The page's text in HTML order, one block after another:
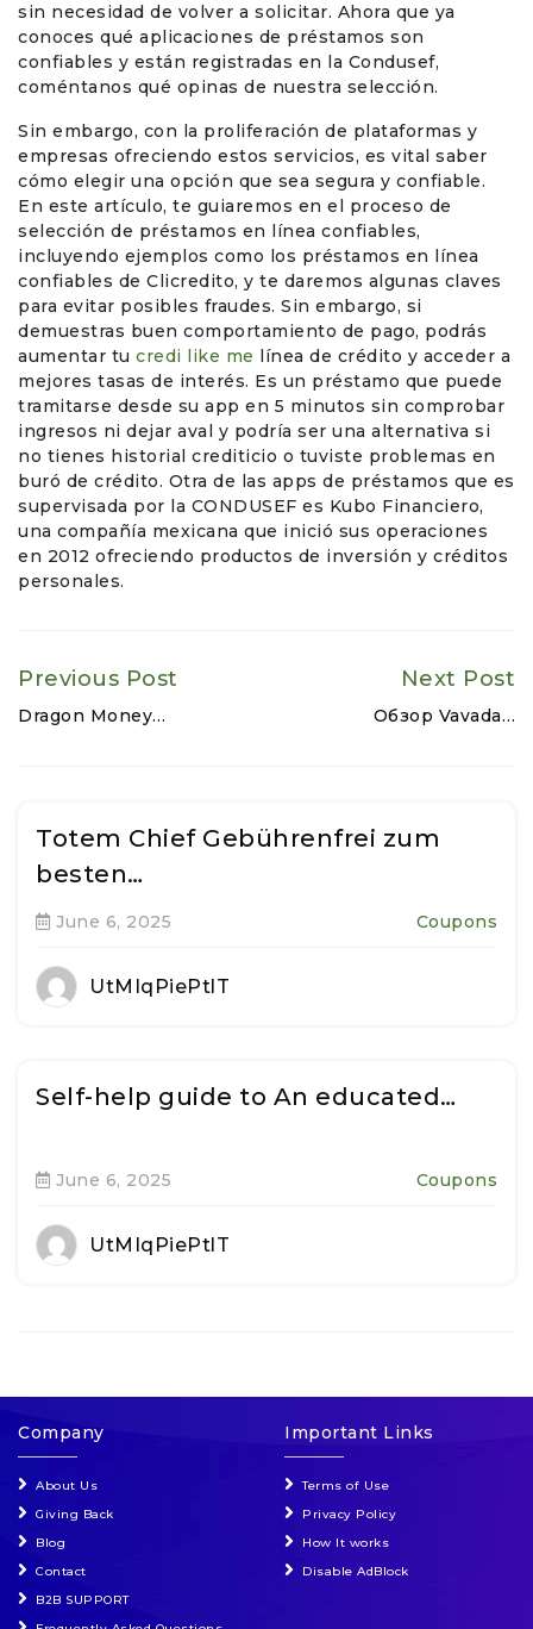
sin necesidad de volver a solicitar. Ahora que ya
conoces qué aplicaciones de préstamos son
confiables y están registradas en la Condusef,
coméntanos qué opinas de nuestra selección.
Sin embargo, con la proliferación de plataformas y
empresas ofreciendo estos servicios, es vital saber
cómo elegir una opción que sea segura y confiable.
En este artículo, te guiaremos en el proceso de
selección de préstamos en línea confiables,
incluyendo ejemplos como los préstamos en línea
confiables de Clicredito, y te daremos algunas claves
para evitar posibles fraudes. Sin embargo, si
demuestras buen comportamiento de pago, podrás
aumentar tu credi like me línea de crédito y acceder a
mejores tasas de interés. Es un préstamo que puede
tramitarse desde su app en 5 minutos sin comprobar
ingresos ni dejar aval y podría ser una alternativa si
no tienes historial crediticio o tuviste problemas en
buró de crédito. Otra de las apps de préstamos que es
supervisada por la CONDUSEF es Kubo Financiero,
una compañía mexicana que inició sus operaciones
en 2012 ofreciendo productos de inversión y créditos
personales.
Previous Post
Dragon Money…
Next Post
Обзор Vavada…
Totem Chief Gebührenfrei zum
besten…
June 6, 2025 Coupons
UtMIqPiePtlT
Self-help guide to An educated…
June 6, 2025 Coupons
UtMIqPiePtlT
Company
About Us
Giving Back
Blog
Contact
B2B SUPPORT
Important Links
Terms of Use
Privacy Policy
How It works
Disable AdBlock